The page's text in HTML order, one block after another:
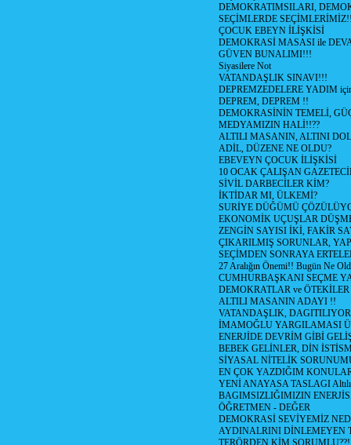
DEMOKRATIMSILARI,
SEÇİMLERDE
ÇOCUK EBEYN İLİŞKİSİ
DEMOKRASİ MASASI ile
GÜVEN BUNALIMI!!!
Siyasilere Not
VATANDAŞLIK SINAVI!!!
DEPREMZEDELERE YADIM
DEPREM, DEPREM !!
DEMOKRASİNİN TEMELİ,
MEDYAMIZIN HALİ!!??
ALTILI MASANIN, ALTINI
ADİL, DÜZENE NE OLDU?
EBEVEYN ÇOCUK İLİŞKİSİ
10 OCAK ÇALIŞAN
SİVİL DARBECİLER KİM?
İKTİDAR MI, ÜLKEMİ?
SURİYE DÜĞÜMÜ
EKONOMİK UÇUŞLAR
ZENGİN SAYISI İKİ, FAKİR
ÇIKARILMIŞ SORUNLAR,
SEÇİMDEN SONRAYA
27 Aralığın Önemi!! Bugün Ne
CUMHURBAŞKANI SEÇME
DEMOKRATLAR ve ÖTEKİLER
ALTILI MASANIN ADAYI !!
VATANDAŞLIK,
İMAMOĞLU YARGILAMASI
ENERJİDE DEVRİM GİBİ
BEBEK GELİNLER, DİN
SİYASAL NİTELİK
EN ÇOK YAZDIĞIM
YENİ ANAYASA TASLAGI Altılı
BAGIMSIZLIĞIMIZIN
ÖĞRETMEN - DEĞER
DEMOKRASİ SEVİYEMİZ
AYDINALRINI DİNLEMEYEN
TERÖRDEN KİM